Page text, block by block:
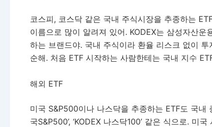
코스피, 코스닥 같은 국내 주식시장을 추종하는 ETF
이름으로 많이 알려져 있어. KODEX는 삼성자산운
하는 브랜드야. 국내 주식이라 환율 리스크 없이
순해. 처음 ETF 시작하는 사람한테는 국내 지수
해외 ETF
미국 S&P500이나 나스닥을 추종하는 ETF도 국내
국S&P500’, ‘KODEX 나스닥100’ 같은 식으로. 미